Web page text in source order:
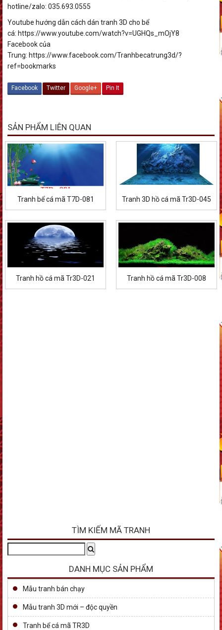
hotline/zalo: 035.693.0555
Youtube hướng dẫn cách dán tranh 3D cho bể
cá: https://www.youtube.com/watch?v=UGHQs_mOjY8
Facebook của
Trung: https://www.facebook.com/Tranhbecatrung3d/?
ref=bookmarks
Facebook Twitter Google+ Pin It
SẢN PHẨM LIÊN QUAN
Tranh bể cá mã T7D-081 Tranh 3D hồ cá mã Tr3D-045
Tranh hồ cá mã Tr3D-021 Tranh hồ cá mã Tr3D-008
TÌM KIẾM MÃ TRANH
DANH MỤC SẢN PHẨM
Mẫu tranh bán chạy
Mẫu tranh 3D mới – độc quyền
Tranh bể cá mã TR3D